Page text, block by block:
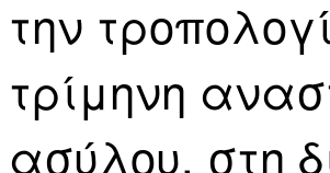
την
τρίμηνη
ασύλου, στη